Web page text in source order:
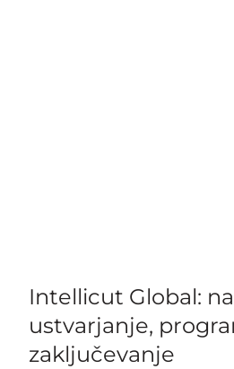
Intellicut Global:
ustvarjanje,
zaključevanje